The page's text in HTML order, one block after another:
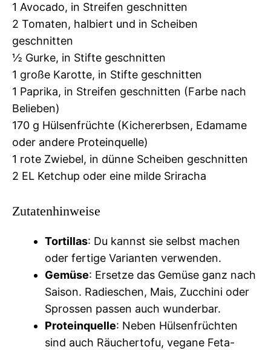
1 Avocado, in Streifen geschnitten
2 Tomaten, halbiert und in Scheiben
geschnitten
½ Gurke, in Stifte geschnitten
1 große Karotte, in Stifte geschnitten
1 Paprika, in Streifen geschnitten (Farbe nach
Belieben)
170 g Hülsenfrüchte (Kichererbsen, Edamame
oder andere Proteinquelle)
1 rote Zwiebel, in dünne Scheiben geschnitten
2 EL Ketchup oder eine milde Sriracha
Zutatenhinweise
Tortillas: Du kannst sie selbst machen
oder fertige Varianten verwenden.
Gemüse: Ersetze das Gemüse ganz nach
Saison. Radieschen, Mais, Zucchini oder
Sprossen passen auch wunderbar.
Proteinquelle: Neben Hülsenfrüchten
sind auch Räuchertofu, vegane Feta-